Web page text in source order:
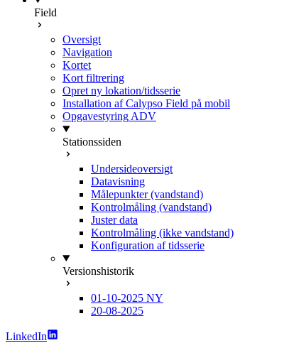
Field
Oversigt
Navigation
Kortet
Kort filtrering
Opret ny lokation/tidsserie
Installation af Calypso Field på mobil
Opgavestyring ADV
Stationssiden
Undersideoversigt
Datavisning
Målepunkter (vandstand)
Kontrolmåling (vandstand)
Juster data
Kontrolmåling (ikke vandstand)
Konfiguration af tidsserie
Versionshistorik
01-10-2025 NY
20-08-2025
LinkedIn